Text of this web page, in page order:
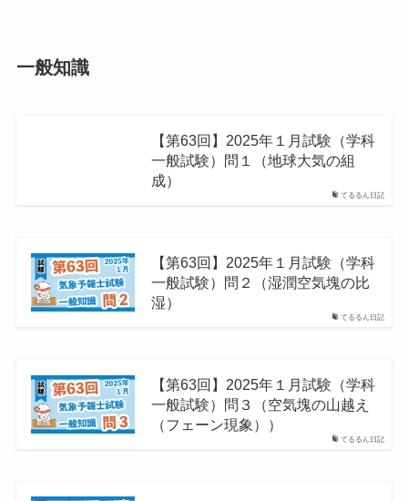
一般知識
てるるん日記
【第63回】2025年１月試験（学科
一般試験）問１（地球⼤気の組
成）
てるるん日記
【第63回】2025年１月試験（学科
一般試験）問２（湿潤空気塊の比
湿）
てるるん日記
【第63回】2025年１月試験（学科
一般試験）問３（空気塊の山越え
（フェーン現象））